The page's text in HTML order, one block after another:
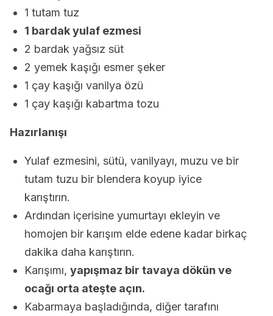
1 tutam tuz
1 bardak yulaf ezmesi
2 bardak yağsız süt
2 yemek kaşığı esmer şeker
1 çay kaşığı vanilya özü
1 çay kaşığı kabartma tozu
Hazırlanışı
Yulaf ezmesini, sütü, vanilyayı, muzu ve bir
tutam tuzu bir blendera koyup iyice
karıştırın.
Ardından içerisine yumurtayı ekleyin ve
homojen bir karışım elde edene kadar birkaç
dakika daha karıştırın.
Karışımı, yapışmaz bir tavaya dökün ve
ocağı orta ateşte açın.
Kabarmaya başladığında, diğer tarafını